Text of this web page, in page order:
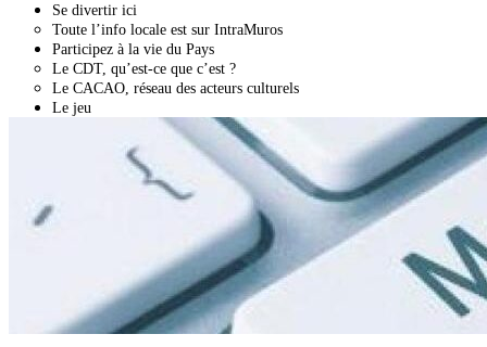
Se divertir ici
Toute l’info locale est sur IntraMuros
Participez à la vie du Pays
Le CDT, qu’est-ce que c’est ?
Le CACAO, réseau des acteurs culturels
Le jeu